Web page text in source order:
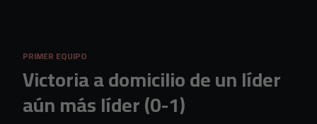
PRIMER EQUIPO
Victoria a domicilio de un líder
aún más líder (0-1)